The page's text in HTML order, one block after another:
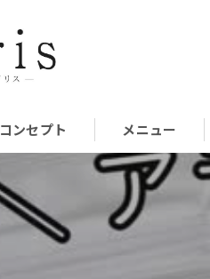
コンセプト メニュー